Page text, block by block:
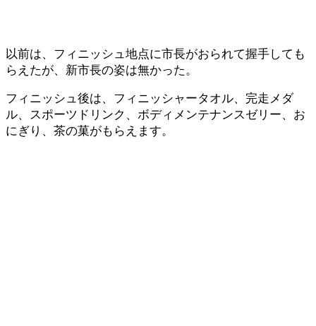
以前は、フィニッシュ地点に市長がおられて握手しても
らえたが、新市長の姿は無かった。
フィニッシュ後は、フィニッシャータオル、完走メダ
ル、スポーツドリンク、ボディメンテナンスゼリー、お
にぎり、茶の菓がもらえます。